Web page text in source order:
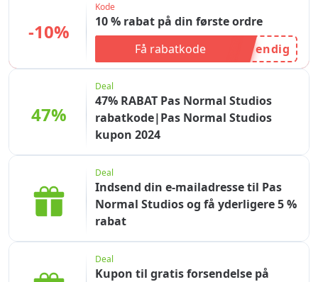
-10%
Kode
10 % rabat på din første ordre
Få rabatkode
endig
47%
Deal
47% RABAT Pas Normal Studios
rabatkode|Pas Normal Studios
kupon 2024
Deal
Indsend din e-mailadresse til Pas
Normal Studios og få yderligere 5 %
rabat
Deal
Kupon til gratis forsendelse på